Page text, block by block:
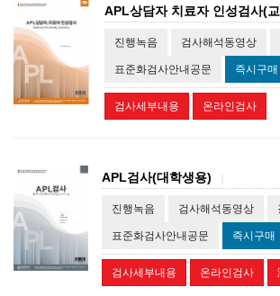
APL상담자 치료자 인성검사(
진행녹음 검사해석동영상
표준화검사안내공문 즉시구매
검사세부내용 온라인검사
APL검사(대학생용)
진행녹음 검사해석동영상
표준화검사안내공문 즉시구매
검사세부내용 온라인검사